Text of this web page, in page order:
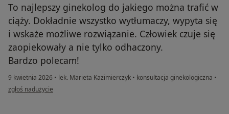
To najlepszy ginekolog do jakiego można trafić w
ciąży. Dokładnie wszystko wytłumaczy, wypyta się
i wskaże możliwe rozwiązanie. Człowiek czuje się
zaopiekowały a nie tylko odhaczony.
Bardzo polecam!
9 kwietnia 2026 • lek. Marieta Kazimierczyk • konsultacja ginekologiczna •
w opinii użytkownika Ann
zgłoś nadużycie